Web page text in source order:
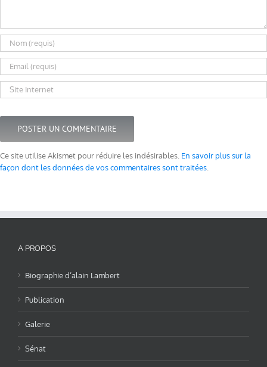
Ce site utilise Akismet pour réduire les indésirables. En savoir plus sur la
façon dont les données de vos commentaires sont traitées
A PROPOS
Biographie d’alain Lambert
Publication
Galerie
Sénat